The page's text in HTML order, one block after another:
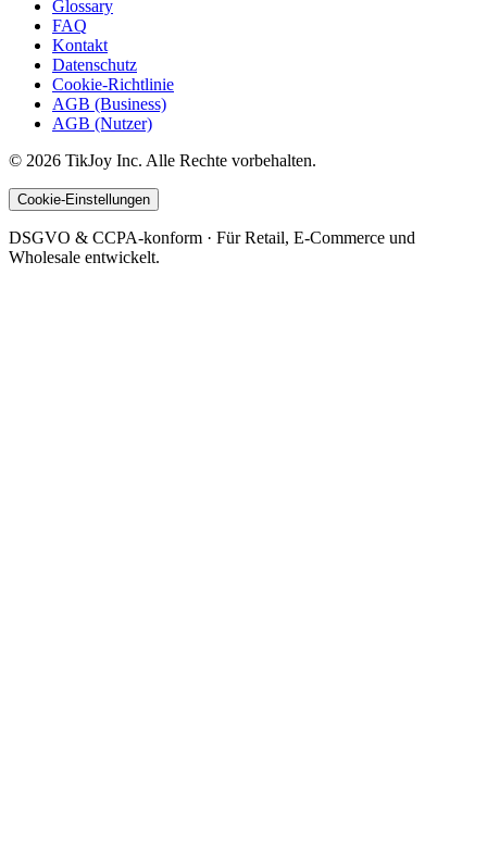
Glossary
FAQ
Kontakt
Datenschutz
Cookie-Richtlinie
AGB (Business)
AGB (Nutzer)
© 2026 TikJoy Inc. Alle Rechte vorbehalten.
Cookie-Einstellungen
DSGVO & CCPA-konform · Für Retail, E-Commerce und
Wholesale entwickelt.